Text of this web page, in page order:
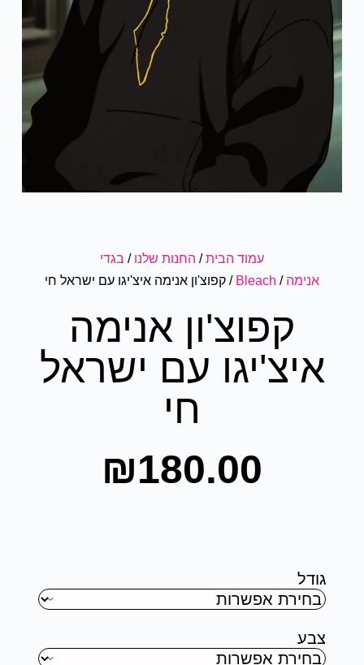
עמוד הבית/ החנות שלנו / בגדי
אנימה /
Bleach / קפוצ'ון אנימה איצ'יגו עם ישראל חי
קפוצ'ון אנימה
איצ'יגו עם ישראל
חי
₪180.00
גודל
צבע